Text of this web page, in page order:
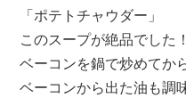
「ポテトチャウダー」
このスープが絶品でした！
ベーコンを鍋で炒めてか
ベーコンから出た油も調